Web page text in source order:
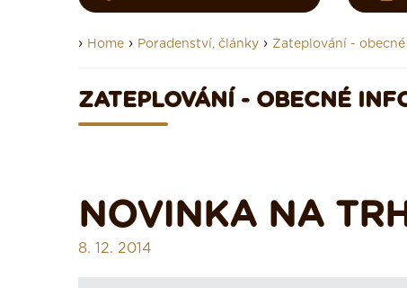
› Home › Poradenství, články › Zateplování -
ZATEPLOVÁNÍ - OBECNÉ
NOVINKA NA
8. 12. 2014